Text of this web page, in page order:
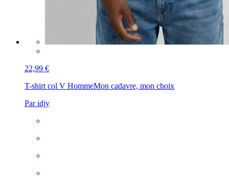
22,99 €
T-shirt col V HommeMon cadavre, mon choix
Par idjy